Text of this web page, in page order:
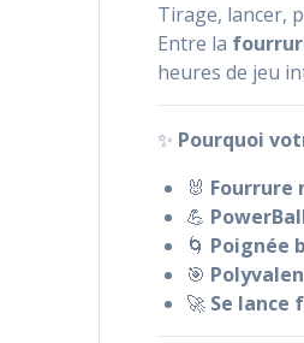
Tirage, lancer,
Entre la
heures de jeu
✨ Pourquoi
🐰 Fourrure
💪
🌀 Poignée
🎯
🚀 Se lance